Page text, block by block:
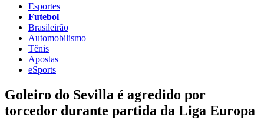
Esportes
Futebol
Brasileirão
Automobilismo
Tênis
Apostas
eSports
Goleiro do Sevilla é agredido por
torcedor durante partida da Liga Europa